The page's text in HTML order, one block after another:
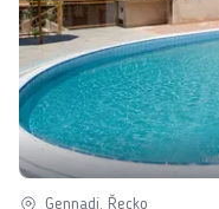
Gennadi, Řecko